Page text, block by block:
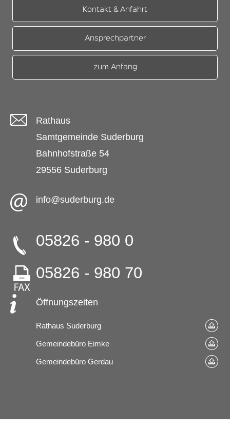
Kontakt & Anfahrt
Ansprechpartner
zum Anfang
Rathaus
Samtgemeinde Suderburg
Bahnhofstraße 54
29556 Suderburg
info@suderburg.de
05826 - 980 0
05826 - 980 70
Öffnungszeiten
Rathaus Suderburg
Gemeindebüro Eimke
Gemeindebüro Gerdau